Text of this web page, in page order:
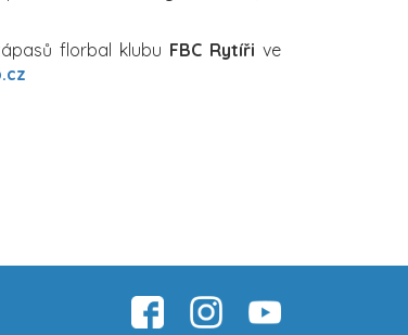
florbal klubu FBC Rytíři ve